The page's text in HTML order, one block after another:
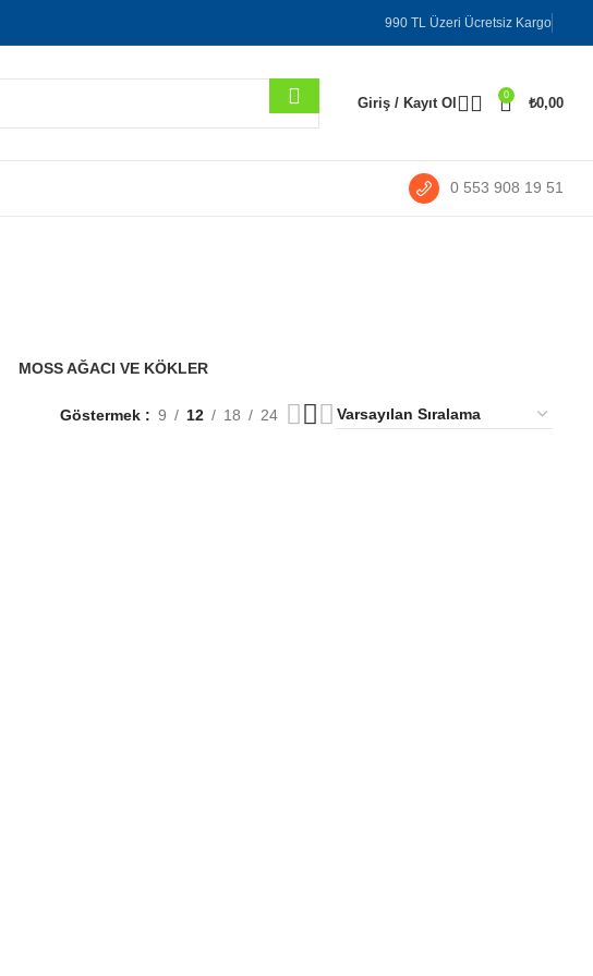
990 TL Üzeri Ücretsiz Kargo
Giriş / Kayıt Ol
0
₺0,00
0 553 908 19 51
MOSS AĞACI VE KÖKLER
Göstermek 9 12 18 24